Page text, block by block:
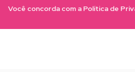
Você concorda com a Política de